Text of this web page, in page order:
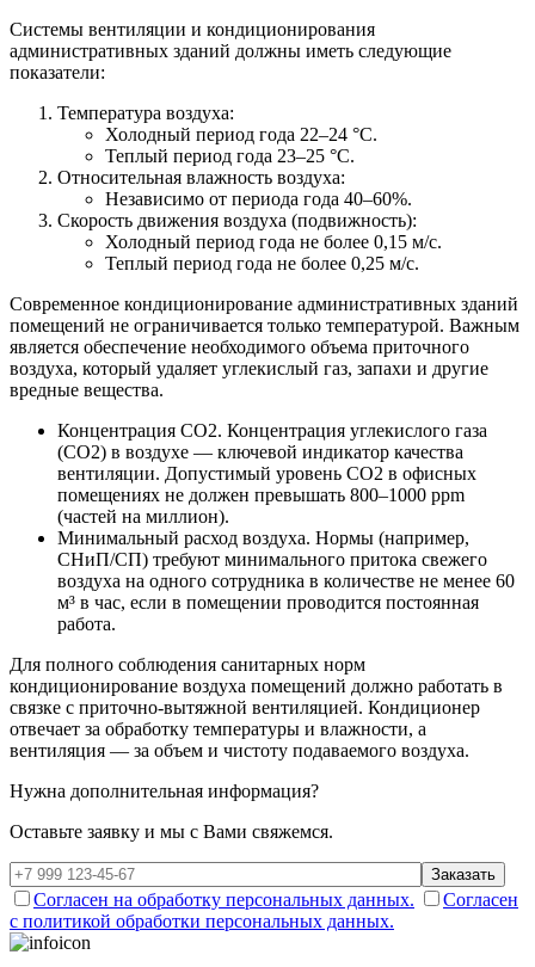
Системы вентиляции и кондиционирования
административных зданий должны иметь следующие
показатели:
Температура воздуха:
Холодный период года 22–24 °C.
Теплый период года 23–25 °C.
Относительная влажность воздуха:
Независимо от периода года 40–60%.
Скорость движения воздуха (подвижность):
Холодный период года не более 0,15 м/с.
Теплый период года не более 0,25 м/с.
Современное кондиционирование административных зданий
помещений не ограничивается только температурой. Важным
является обеспечение необходимого объема приточного
воздуха, который удаляет углекислый газ, запахи и другие
вредные вещества.
Концентрация CO2. Концентрация углекислого газа
(CO2) в воздухе — ключевой индикатор качества
вентиляции. Допустимый уровень CO2 в офисных
помещениях не должен превышать 800–1000 ppm
(частей на миллион).
Минимальный расход воздуха. Нормы (например,
СНиП/СП) требуют минимального притока свежего
воздуха на одного сотрудника в количестве не менее 60
м³ в час, если в помещении проводится постоянная
работа.
Для полного соблюдения санитарных норм
кондиционирование воздуха помещений должно работать в
связке с приточно-вытяжной вентиляцией. Кондиционер
отвечает за обработку температуры и влажности, а
вентиляция — за объем и чистоту подаваемого воздуха.
Нужна дополнительная информация?
Оставьте заявку и мы с Вами свяжемся.
Заказать
Согласен на обработку персональных данных.
Согласен
с политикой обработки персональных данных.